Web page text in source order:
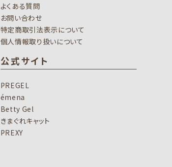
よくある質問
お問い合わせ
特定商取引法表示について
個人情報取り扱いについて
公式サイト
PREGEL
émena
Betty Gel
きまぐれキャット
PREXY